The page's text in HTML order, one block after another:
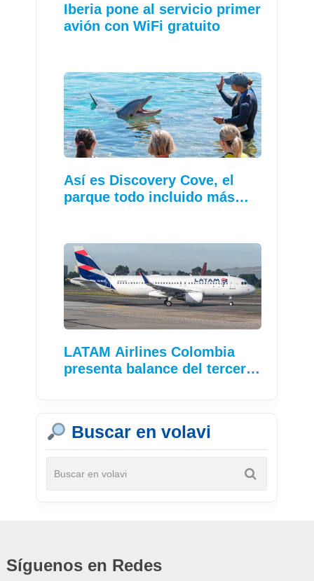
Iberia pone al servicio primer
avión con WiFi gratuito
Así es Discovery Cove, el
parque todo incluido más…
LATAM Airlines Colombia
presenta balance del tercer…
Buscar en volavi
Síguenos en Redes